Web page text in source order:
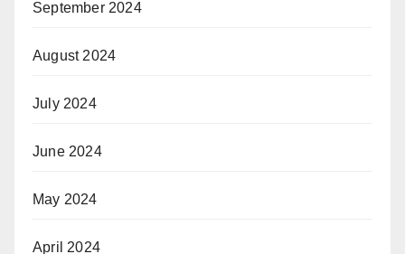
September 2024
August 2024
July 2024
June 2024
May 2024
April 2024